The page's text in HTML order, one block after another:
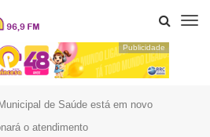
Publicidade
de Saúde está em novo
o atendimento